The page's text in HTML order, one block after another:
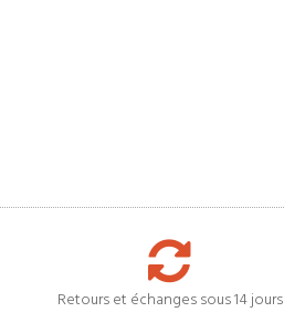
Retours et échanges sous 14 jours